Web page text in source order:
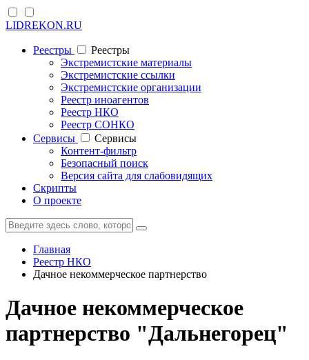
LIDREKON.RU
Реестры
Реестры
Экстремистские материалы
Экстремистские ссылки
Экстремистские организации
Реестр иноагентов
Реестр НКО
Реестр СОНКО
Cервисы
Cервисы
Контент-фильтр
Безопасный поиск
Версия сайта для слабовидящих
Скрипты
О проекте
Главная
Реестр НКО
Дачное некоммерческое партнерство
Дачное некоммерческое
партнерство "Дальнегорец"